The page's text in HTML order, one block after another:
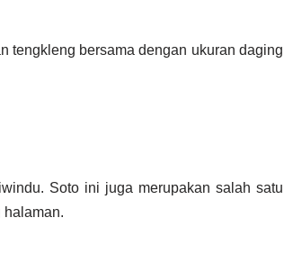
tengkleng bersama dengan ukuran daging
Soto ini juga merupakan salah satu
halaman.